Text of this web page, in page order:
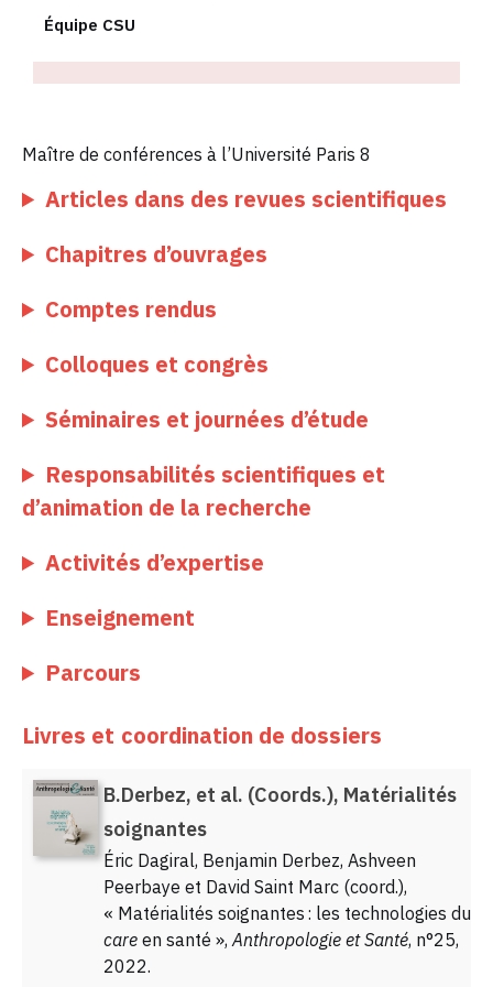
Maître de conférences à l’Université Paris 8
Articles dans des revues scientifiques
Chapitres d’ouvrages
Comptes rendus
Colloques et congrès
Séminaires et journées d’étude
Responsabilités scientifiques et
d’animation de la recherche
Activités d’expertise
Enseignement
Parcours
Livres et coordination de dossiers
B.Derbez, et al. (Coords.), Matérialités
soignantes
Éric Dagiral, Benjamin Derbez, Ashveen
Peerbaye et David Saint Marc (coord.),
« Matérialités soignantes : les technologies du
careen santé »,Anthropologie et Santé, n°25,
2022.
Équipe CSU